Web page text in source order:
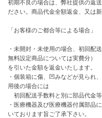
初期不良の場合は、弊社提供の返
ださい。商品代金全額返金、又は
「お客様のご都合等による場合」
・未開封・未使用の場合、初回配
無料設定商品については実費分）
を引いた金額を返金いたします。
・個装箱に傷、凹みなどが見られ
用後の場合には
初回配送手数料と別に部品代金等
・医療機器及び医療機器付属部品
いております旨ご了承下さい。